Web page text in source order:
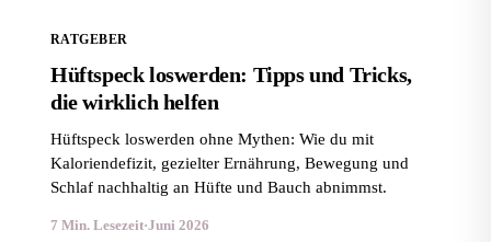
RATGEBER
Hüftspeck loswerden: Tipps und Tricks,
die wirklich helfen
Hüftspeck loswerden ohne Mythen: Wie du mit
Kaloriendefizit, gezielter Ernährung, Bewegung und
Schlaf nachhaltig an Hüfte und Bauch abnimmst.
7 Min. Lesezeit·Juni 2026